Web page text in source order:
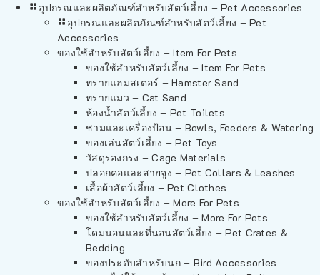
อุปกรณและผลิตภัณฑ์สำหรับสัตว์เลี้ยง – Pet Accessories
อุปกรณและผลิตภัณฑ์สำหรับสัตว์เลี้ยง – Pet
Accessories
ของใช้สำหรับสัตว์เลี้ยง – Item For Pets
ของใช้สำหรับสัตว์เลี้ยง – Item For Pets
ทรายแฮมสเตอร์ – Hamster Sand
ทรายแมว – Cat Sand
ห้องน้ำสัตว์เลี้ยง – Pet Toilets
ชามและเครื่องป้อน – Bowls, Feeders & Watering
ของเล่นสัตว์เลี้ยง – Pet Toys
วัสดุรองกรง – Cage Materials
ปลอกคอและสายจูง – Pet Collars & Leashes
เสื้อผ้าสัตว์เลี้ยง – Pet Clothes
ของใช้สำหรับสัตว์เลี้ยง – More For Pets
ของใช้สำหรับสัตว์เลี้ยง – More For Pets
โดมนอนและที่นอนสัตว์เลี้ยง – Pet Crates &
Bedding
ของประดับสำหรับนก – Bird Accessories